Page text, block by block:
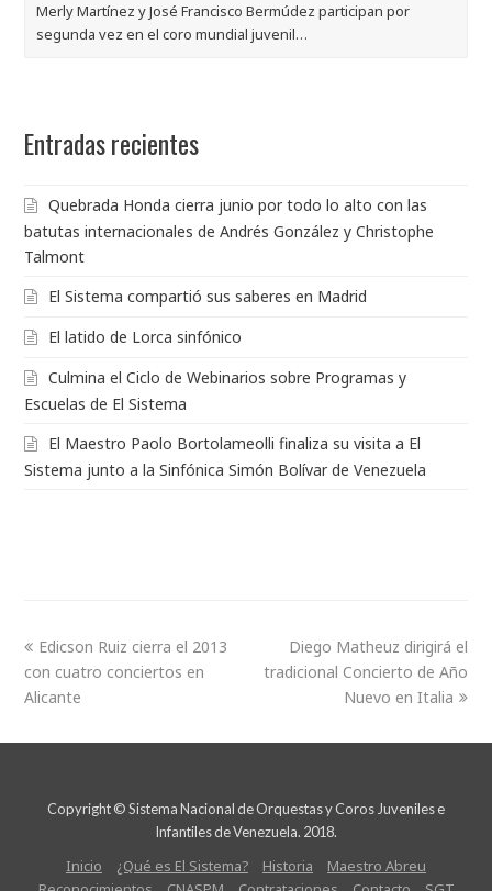
Merly Martínez y José Francisco Bermúdez participan por
segunda vez en el coro mundial juvenil…
Entradas recientes
Quebrada Honda cierra junio por todo lo alto con las
batutas internacionales de Andrés González y Christophe
Talmont
El Sistema compartió sus saberes en Madrid
El latido de Lorca sinfónico
Culmina el Ciclo de Webinarios sobre Programas y
Escuelas de El Sistema
El Maestro Paolo Bortolameolli finaliza su visita a El
Sistema junto a la Sinfónica Simón Bolívar de Venezuela
Edicson Ruiz cierra el 2013
con cuatro conciertos en
Alicante
Diego Matheuz dirigirá el
tradicional Concierto de Año
Nuevo en Italia
Copyright © Sistema Nacional de Orquestas y Coros Juveniles e
Infantiles de Venezuela. 2018.
Inicio ¿Qué es El Sistema? Historia
Maestro Abreu